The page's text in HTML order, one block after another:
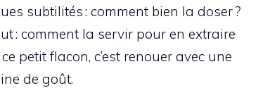
subtilités : comment bien la doser ?
: comment la servir pour en extraire
petit flacon, c’est renouer avec une
de goût.